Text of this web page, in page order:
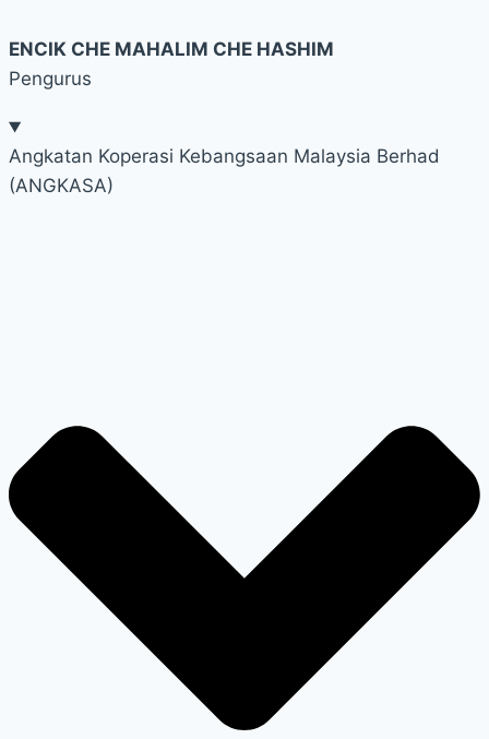
ENCIK CHE MAHALIM CHE HASHIM
Pengurus
Angkatan Koperasi Kebangsaan Malaysia Berhad
(ANGKASA)